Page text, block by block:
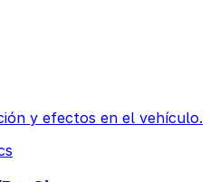
y efectos en el vehículo.